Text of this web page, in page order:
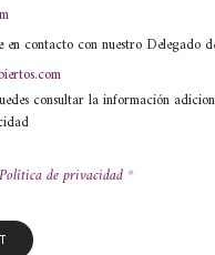
en contacto con nuestro Delegado
consultar la información
Política de privacidad *